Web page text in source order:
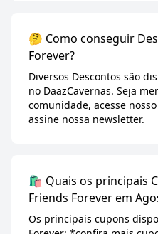
🤔 Como conseguir
Forever?
Diversos Descontos são
no DaazCavernas. Seja
comunidade, acesse
assine nossa newsletter.
🛍️ Quais os principais
Friends Forever em
Os principais cupons